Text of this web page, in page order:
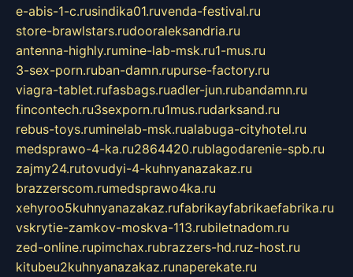
e-abis-1-c.rusindika01.ruvenda-festival.ru
store-brawlstars.rudooraleksandria.ru
antenna-highly.rumine-lab-msk.ru1-mus.ru
3-sex-porn.ruban-damn.rupurse-factory.ru
viagra-tablet.rufasbags.ruadler-jun.rubandamn.ru
fincontech.ru3sexporn.ru1mus.rudarksand.ru
rebus-toys.ruminelab-msk.rualabuga-cityhotel.ru
medsprawo-4-ka.ru2864420.rublagodarenie-spb.ru
zajmy24.rutovudyi-4-kuhnyanazakaz.ru
brazzerscom.rumedsprawo4ka.ru
xehyroo5kuhnyanazakaz.rufabrikayfabrikaefabrika.ru
vskrytie-zamkov-moskva-113.rubiletnadom.ru
zed-online.rupimchax.rubrazzers-hd.ruz-host.ru
kitubeu2kuhnyanazakaz.runaperekate.ru